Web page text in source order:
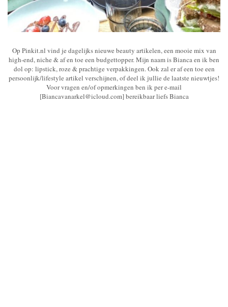
Op Pinkit.nl vind je dagelijks nieuwe beauty artikelen, een mooie mix van
high-end, niche & af en toe een budgettopper. Mijn naam is Bianca en ik ben
dol op: lipstick, roze & prachtige verpakkingen. Ook zal er af een toe een
persoonlijk/lifestyle artikel verschijnen, of deel ik jullie de laatste nieuwtjes!
Voor vragen en/of opmerkingen ben ik per e-mail
[Biancavanarkel@icloud.com] bereikbaar liefs Bianca